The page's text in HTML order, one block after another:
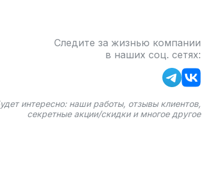
Следите за жизнью компании
в наших соц. сетях:
интересно: наши работы, отзывы клиентов,
секретные акции/скидки и многое другое